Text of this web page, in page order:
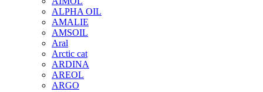
ALPHA OIL
AMALIE
AMSOIL
Aral
Arctic cat
ARDINA
AREOL
ARGO